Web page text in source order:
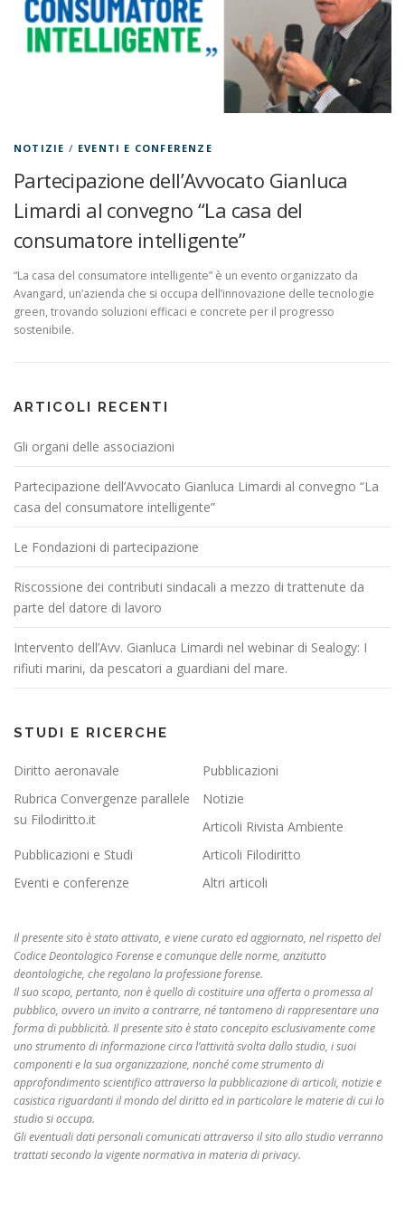
NOTIZIE / EVENTI E CONFERENZE
Partecipazione dell’Avvocato Gianluca
Limardi al convegno “La casa del
consumatore intelligente”
“La casa del consumatore intelligente” è un evento organizzato da
Avangard, un’azienda che si occupa dell’innovazione delle tecnologie
green, trovando soluzioni efficaci e concrete per il progresso
sostenibile.
ARTICOLI RECENTI
Gli organi delle associazioni
Partecipazione dell’Avvocato Gianluca Limardi al convegno “La
casa del consumatore intelligente”
Le Fondazioni di partecipazione
Riscossione dei contributi sindacali a mezzo di trattenute da
parte del datore di lavoro
Intervento dell’Avv. Gianluca Limardi nel webinar di Sealogy: I
rifiuti marini, da pescatori a guardiani del mare.
STUDI E RICERCHE
Diritto aeronavale
Pubblicazioni
Rubrica Convergenze parallele
su Filodiritto.it
Notizie
Articoli Rivista Ambiente
Pubblicazioni e Studi
Articoli Filodiritto
Eventi e conferenze
Altri articoli
Il presente sito è stato attivato, e viene curato ed aggiornato, nel rispetto del
Codice Deontologico Forense e comunque delle norme, anzitutto
deontologiche, che regolano la professione forense.
Il suo scopo, pertanto, non è quello di costituire una offerta o promessa al
pubblico, ovvero un invito a contrarre, né tantomeno di rappresentare una
forma di pubblicità. Il presente sito è stato concepito esclusivamente come
uno strumento di informazione circa l’attività svolta dallo studio, i suoi
componenti e la sua organizzazione, nonché come strumento di
approfondimento scientifico attraverso la pubblicazione di articoli, notizie e
casistica riguardanti il mondo del diritto ed in particolare le materie di cui lo
studio si occupa.
Gli eventuali dati personali comunicati attraverso il sito allo studio verranno
trattati secondo la vigente normativa in materia di privacy.